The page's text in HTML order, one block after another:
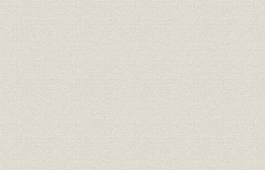
製造工程;施設 化成品
名誉 線材工場御視察中の両陛下 昭和29年8
役員 所長 香春三樹次
役員 所長 佐藤正義
生産;施設 当所主要設備ならびに生産能力 昭和33年3
生産
富士製鉄全社と当所の全国対比
生産高//富士製鉄各作業所の生産
昭和31年度